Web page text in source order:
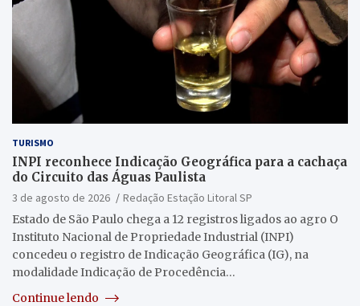
TURISMO
INPI reconhece Indicação Geográfica para a cachaça
do Circuito das Águas Paulista
3 de agosto de 2026
Redação Estação Litoral SP
Estado de São Paulo chega a 12 registros ligados ao agro O
Instituto Nacional de Propriedade Industrial (INPI)
concedeu o registro de Indicação Geográfica (IG), na
modalidade Indicação de Procedência…
Continue lendo